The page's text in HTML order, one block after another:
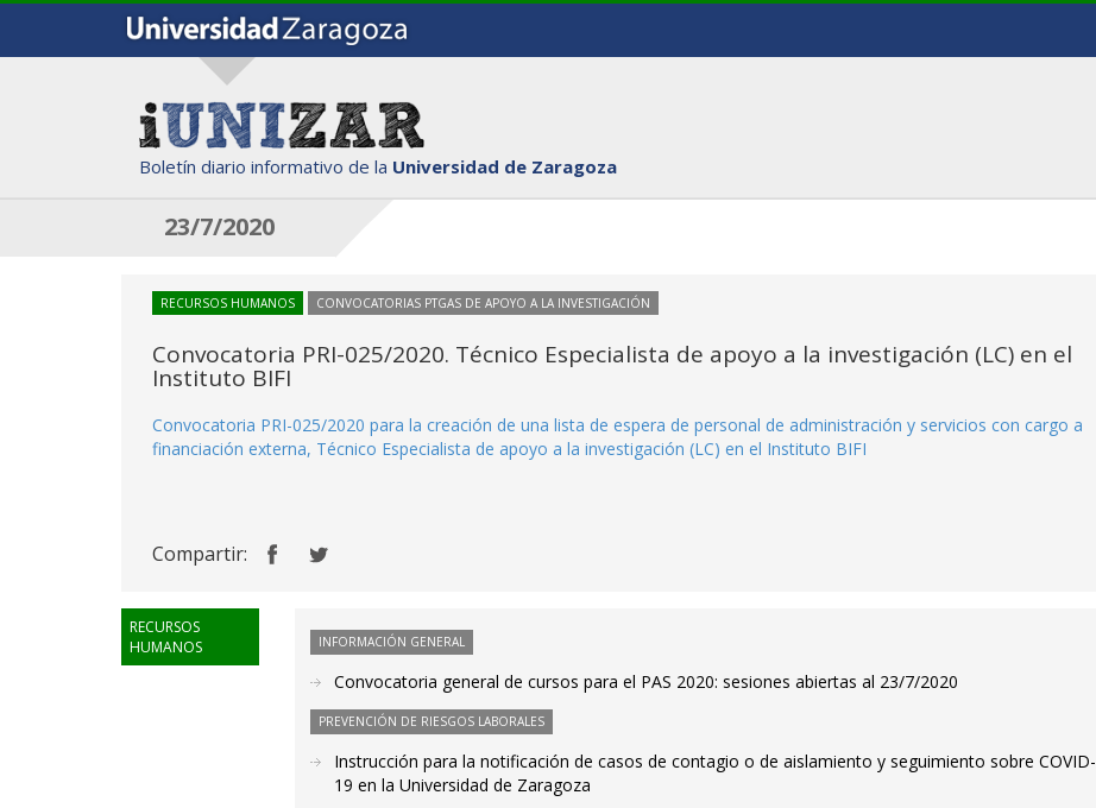
Boletín diario informativo de la Universidad de Zaragoza
23/7/2020
RECURSOS HUMANOS CONVOCATORIAS PTGAS DE APOYO A LA INVESTIGACIÓN
Convocatoria PRI-025/2020. Técnico Especialista de apoyo a la investigación (LC) en el
Instituto BIFI
Convocatoria PRI-025/2020 para la creación de una lista de espera de personal de administración y servicios con cargo a
financiación externa, Técnico Especialista de apoyo a la investigación (LC) en el Instituto BIFI
Compartir:
RECURSOS
HUMANOS
INFORMACIÓN GENERAL
Convocatoria general de cursos para el PAS 2020: sesiones abiertas al 23/7/2020
PREVENCIÓN DE RIESGOS LABORALES
Instrucción para la notificación de casos de contagio o de aislamiento y seguimiento sobre COVID-
19 en la Universidad de Zaragoza